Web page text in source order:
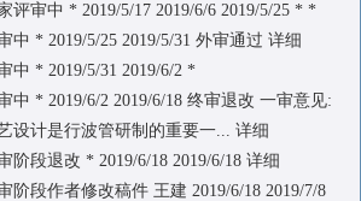
评审中 * 2019/5/17 2019/6/6 2019/5/25 * *
中 * 2019/5/25 2019/5/31 外审通过 详细
中 * 2019/5/31 2019/6/2 *
中 * 2019/6/2 2019/6/18 终审退改 一审意见:
设计是行波管研制的重要一... 详细
阶段退改 * 2019/6/18 2019/6/18 详细
阶段作者修改稿件 王建 2019/6/18 2019/7/8